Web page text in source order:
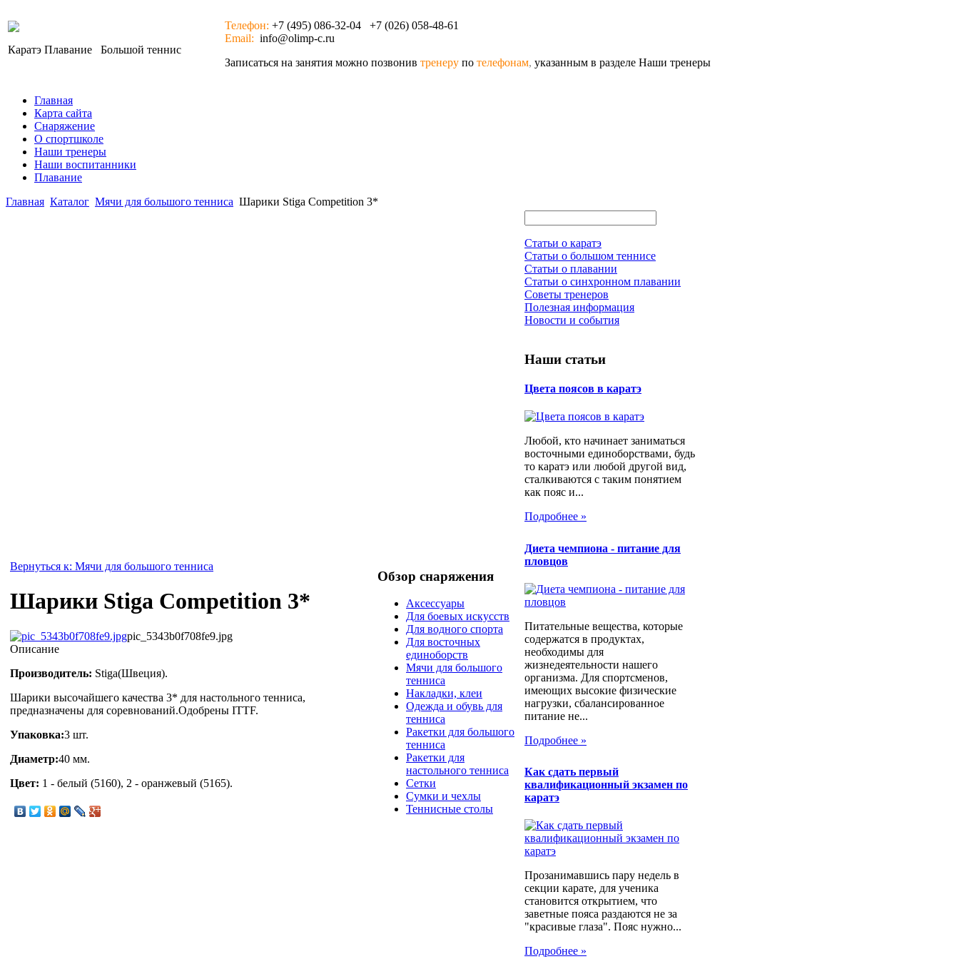
Каратэ Плавание Большой теннис
Телефон: +7 (495) 086-32-04 +7 (026) 058-48-61
Email: info@olimp-c.ru
Записаться на занятия можно позвонив тренеру по телефонам, указанным в разделе Наши тренеры
Главная
Карта сайта
Снаряжение
О спортшколе
Наши тренеры
Наши воспитанники
Плавание
Главная Каталог Мячи для большого тенниса Шарики Stiga Competition 3*
Вернуться к: Мячи для большого тенниса
Шарики Stiga Competition 3*
pic_5343b0f708fe9.jpg
Описание
Производитель: Stiga(Швеция).
Шарики высочайшего качества 3* для настольного тенниса,
предназначены для соревнований.Одобрены ITTF.
Упаковка:3 шт.
Диаметр:40 мм.
Цвет: 1 - белый (5160), 2 - оранжевый (5165).
Обзор снаряжения
Аксессуары
Для боевых искусств
Для водного спорта
Для восточных
единоборств
Мячи для большого
тенниса
Накладки, клеи
Одежда и обувь для
тенниса
Ракетки для большого
тенниса
Ракетки для
настольного тенниса
Сетки
Сумки и чехлы
Теннисные столы
Статьи о каратэ
Статьи о большом теннисе
Статьи о плавании
Статьи о синхронном плавании
Советы тренеров
Полезная информация
Новости и события
Наши статьи
Цвета поясов в каратэ
Любой, кто начинает заниматься
восточными единоборствами, будь
то каратэ или любой другой вид,
сталкиваются с таким понятием
как пояс и...
Подробнее »
Диета чемпиона - питание для
пловцов
Питательные вещества, которые
содержатся в продуктах,
необходимы для
жизнедеятельности нашего
организма. Для спортсменов,
имеющих высокие физические
нагрузки, сбалансированное
питание не...
Подробнее »
Как сдать первый
квалификационный экзамен по
каратэ
Прозанимавшись пару недель в
секции карате, для ученика
становится открытием, что
заветные пояса раздаются не за
"красивые глаза". Пояс нужно...
Подробнее »